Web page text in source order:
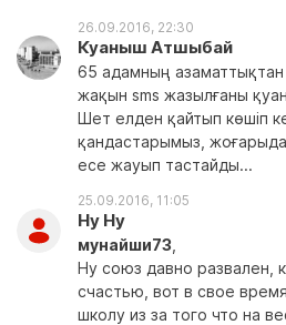
26.09.2016, 22:30
Куаныш Атшыбай
65 адамның
жақын sms жазылғаны
Шет елден қайтып көшіп
қандастарымыз,
есе жауып тастайды...
25.09.2016, 11:05
Ну Ну
мунайши73
Ну союз давно развален,
счастью, вот в свое
школу из за того что на